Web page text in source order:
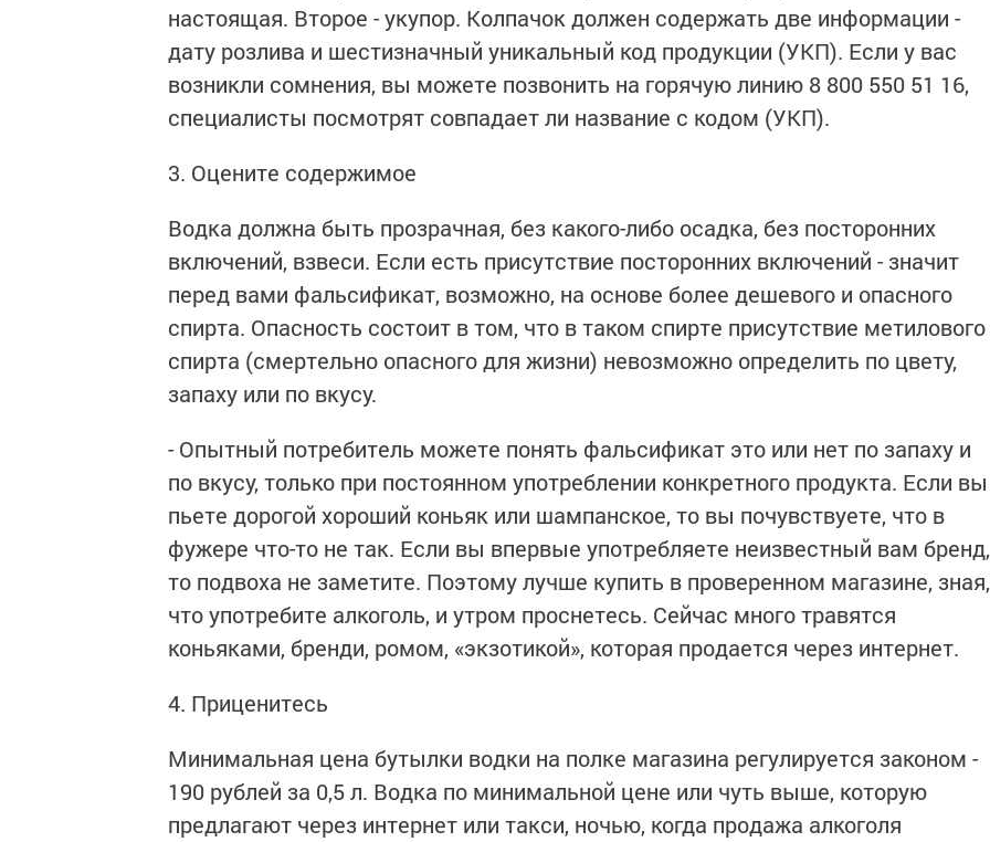
настоящая. Второе - укупор. Колпачок должен содержать две информации -
дату розлива и шестизначный уникальный код продукции (УКП). Если у вас
возникли сомнения, вы можете позвонить на горячую линию 8 800 550 51 16,
специалисты посмотрят совпадает ли название с кодом (УКП).
3. Оцените содержимое
Водка должна быть прозрачная, без какого-либо осадка, без посторонних
включений, взвеси. Если есть присутствие посторонних включений - значит
перед вами фальсификат, возможно, на основе более дешевого и опасного
спирта. Опасность состоит в том, что в таком спирте присутствие метилового
спирта (смертельно опасного для жизни) невозможно определить по цвету,
запаху или по вкусу.
- Опытный потребитель можете понять фальсификат это или нет по запаху и
по вкусу, только при постоянном употреблении конкретного продукта. Если вы
пьете дорогой хороший коньяк или шампанское, то вы почувствуете, что в
фужере что-то не так. Если вы впервые употребляете неизвестный вам бренд,
то подвоха не заметите. Поэтому лучше купить в проверенном магазине, зная,
что употребите алкоголь, и утром проснетесь. Сейчас много травятся
коньяками, бренди, ромом, «экзотикой», которая продается через интернет.
4. Приценитесь
Минимальная цена бутылки водки на полке магазина регулируется законом -
190 рублей за 0,5 л. Водка по минимальной цене или чуть выше, которую
предлагают через интернет или такси, ночью, когда продажа алкоголя